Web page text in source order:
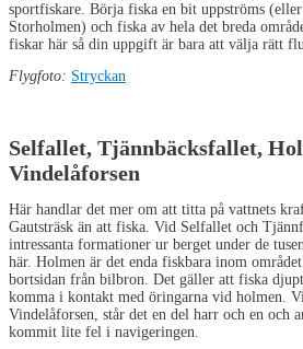
sportfiskare. Börja fiska en bit uppströms
Storholmen) och fiska av hela det breda
fiskar här så din uppgift är bara att välja rätt
Flygfoto: Stryckan
Selfallet, Tjännbäcksfallet,
Vindelåforsen
Här handlar det mer om att titta på vattnets
Gautsträsk än att fiska. Vid Selfallet och
intressanta formationer ur berget under de
här. Holmen är det enda fiskbara inom
bortsidan från bilbron. Det gäller att fiska
komma i kontakt med öringarna vid holmen.
Vindelåforsen, står det en del harr och en och
kommit lite fel i navigeringen.